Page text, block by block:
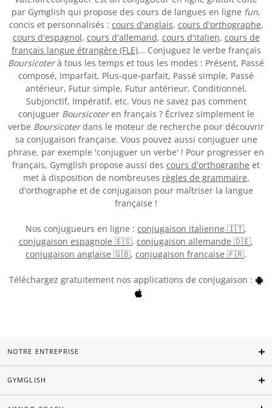
par Gymglish qui propose des cours de langues en ligne fun,
concis et personnalisés : cours d'anglais, cours d'orthographe,
cours d'espagnol, cours d'allemand, cours d'italien, cours de
français langue étrangère (FLE)... Conjuguez le verbe français
Boursicoterà tous les temps et tous les modes : Présent, Passé
composé, Imparfait, Plus-que-parfait, Passé simple, Passé
antérieur, Futur simple, Futur antérieur, Conditionnel,
Subjonctif, Impératif, etc. Vous ne savez pas comment
conjuguer Boursicoteren français ? Écrivez simplement le
verbe Boursicoterdans le moteur de recherche pour découvrir
sa conjugaison française. Vous pouvez aussi conjuguer une
phrase, par exemple 'conjuguer un verbe' ! Pour progresser en
français, Gymglish propose aussi des cours d'orthographe et
met à disposition de nombreuses règles de grammaire,
d'orthographe et de conjugaison pour maîtriser la langue
française !
Nos conjugueurs en ligne : conjugaison italienne 🇮🇹,
conjugaison espagnole 🇪🇸, conjugaison allemande 🇩🇪,
conjugaison anglaise 🇬🇧, conjugaison française 🇫🇷.
Téléchargez gratuitement nos applications de conjugaison :
NOTRE ENTREPRISE
GYMGLISH